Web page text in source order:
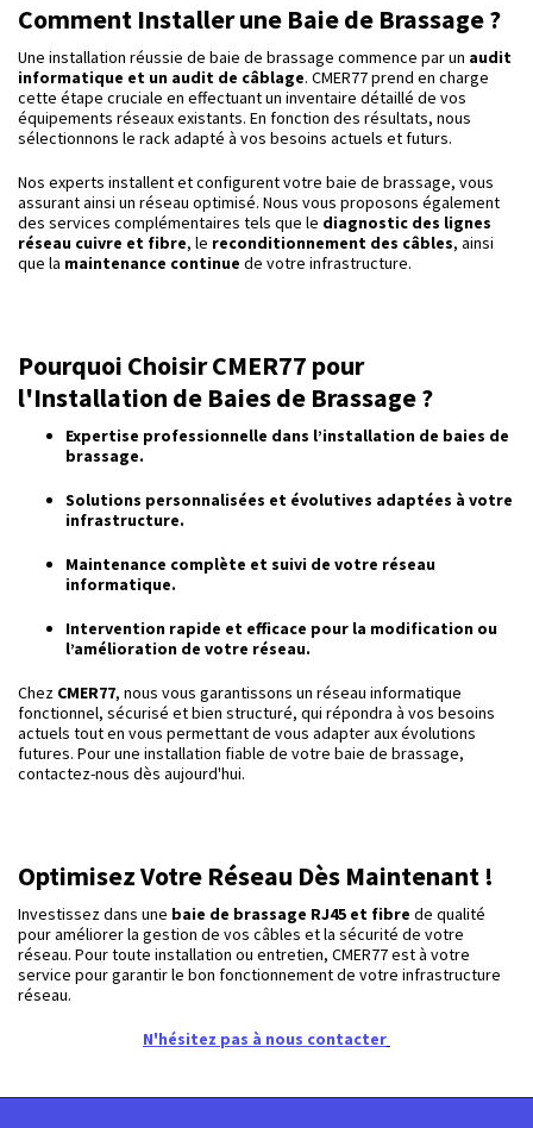
Comment Installer une Baie de Brassage ?
Une installation réussie de baie de brassage commence par un audit
informatique et un audit de câblage. CMER77 prend en charge
cette étape cruciale en effectuant un inventaire détaillé de vos
équipements réseaux existants. En fonction des résultats, nous
sélectionnons le rack adapté à vos besoins actuels et futurs.
Nos experts installent et configurent votre baie de brassage, vous
assurant ainsi un réseau optimisé. Nous vous proposons également
des services complémentaires tels que le diagnostic des lignes
réseau cuivre et fibre, le reconditionnement des câbles, ainsi
que la maintenance continue de votre infrastructure.
Pourquoi Choisir CMER77 pour
l'Installation de Baies de Brassage ?
Expertise professionnelle dans l’installation de baies de
brassage.
Solutions personnalisées et évolutives adaptées à votre
infrastructure.
Maintenance complète et suivi de votre réseau
informatique.
Intervention rapide et efficace pour la modification ou
l’amélioration de votre réseau.
Chez CMER77, nous vous garantissons un réseau informatique
fonctionnel, sécurisé et bien structuré, qui répondra à vos besoins
actuels tout en vous permettant de vous adapter aux évolutions
futures. Pour une installation fiable de votre baie de brassage,
contactez-nous dès aujourd'hui.
Optimisez Votre Réseau Dès Maintenant !
Investissez dans une baie de brassage RJ45 et fibre de qualité
pour améliorer la gestion de vos câbles et la sécurité de votre
réseau. Pour toute installation ou entretien, CMER77 est à votre
service pour garantir le bon fonctionnement de votre infrastructure
réseau.
N'hésitez pas à nous contacter